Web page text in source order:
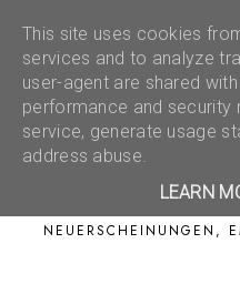
NEUERSCHEINUNGEN,
This site uses cookies
services and to analyze
user-agent are shared
performance and
service, generate usage
address abuse.
LEARN